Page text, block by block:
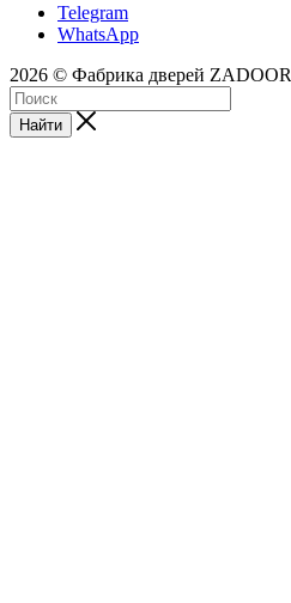
Telegram
WhatsApp
2026 © Фабрика дверей ZADOOR
Найти